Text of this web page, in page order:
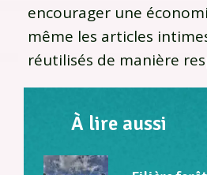
encourager une
même les articles
réutilisés de manière
À lire aussi